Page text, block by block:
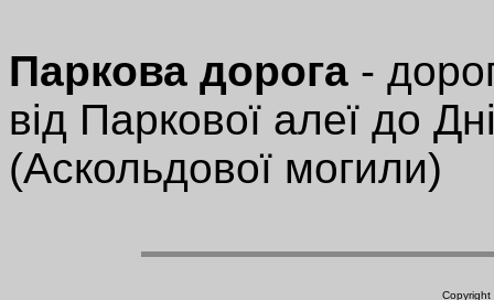
Паркова дорога -
від Паркової алеї до
(Аскольдової могили)